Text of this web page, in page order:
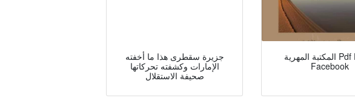
جزيرة سقطرى هذا ما أخفته
الإمارات وكشفته تحركاتها
صحيفة الاستقلال
المكتبة المهرية Pdf Posts
Facebook